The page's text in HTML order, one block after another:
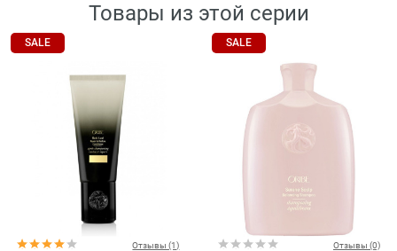
Товары из этой серии
SALE
Отзывы (1)
SALE
Отзывы (0)